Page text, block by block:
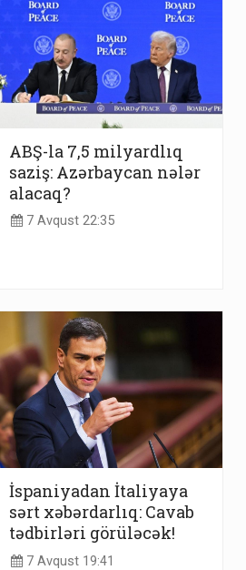
ABŞ-la 7,5 milyardlıq
saziş: Azərbaycan nələr
alacaq?
7 Avqust 22:35
İspaniyadan İtaliyaya
sərt xəbərdarlıq: Cavab
tədbirləri görüləcək!
7 Avqust 19:41